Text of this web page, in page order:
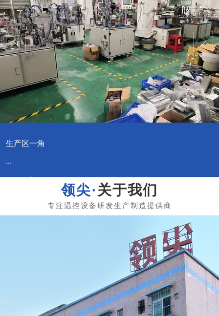
生产区一角
...
关于我们